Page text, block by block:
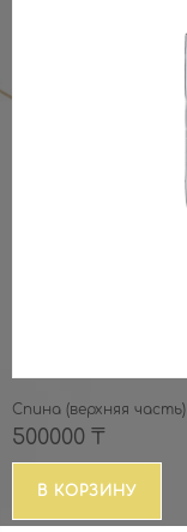
Спина (верхняя часть)
500000 ₸
В КОРЗИНУ